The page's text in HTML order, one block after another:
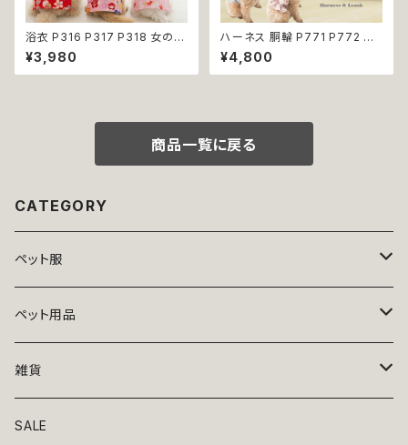
浴衣 P316 P317 P318 女の子
レッド ベビー ピンク ドッグ ウェ
ア ドッグウエア 犬 猫 ペット 服
犬服 猫服 犬の服 猫の服 和装
¥3,980
ハーネス 胴輪 P771 P772 パ
ステルカラー 引っ張り防止 散歩
お出掛け ドッグウエア 犬 猫 ペ
ット 服 犬服 猫服 かわいい おし
¥4,800
商品一覧に戻る
CATEGORY
ペット服
トップス
ニット
アロハ
ボトムス
ワンピース
ペット用品
ベッド
リード・首輪
雑貨
アート
SALE